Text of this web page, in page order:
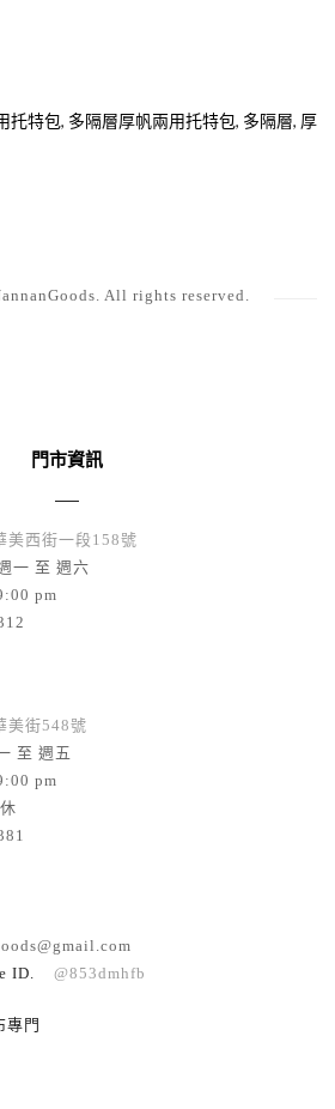
托特包, 多隔層厚帆兩用托特包, 多隔層, 厚
All rights reserved.
門市資訊
美西街一段158號
一 至 週六
pm
美街548號
至 週五
pm
ID.
@853dmhfb
專門